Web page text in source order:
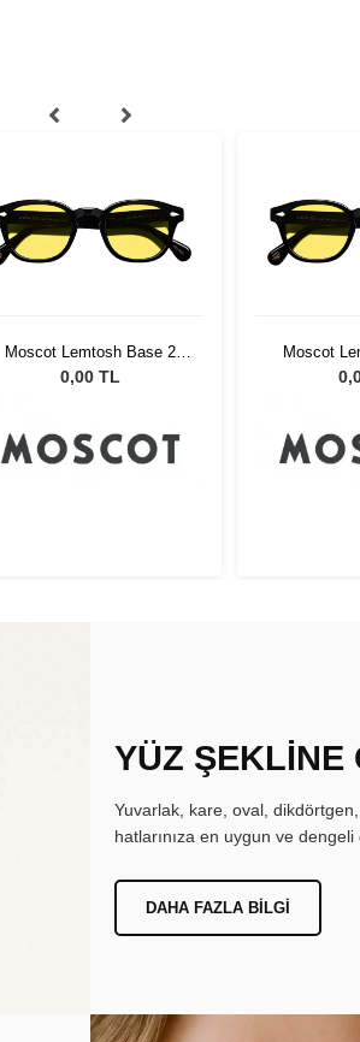
Moscot Lemtosh Base 2
Sun 49 Black Mellow Yellow
0,00 TL
Moscot
Sun 49
YÜZ ŞEKLİNE
Yuvarlak, kare, oval,
hatlarınıza en uygun ve
DAHA FAZLA BILGI